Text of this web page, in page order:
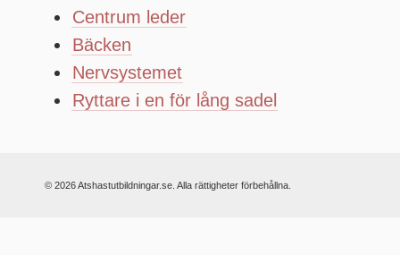
Centrum leder
Bäcken
Nervsystemet
Ryttare i en för lång sadel
© 2026 Atshastutbildningar.se. Alla rättigheter förbehållna.